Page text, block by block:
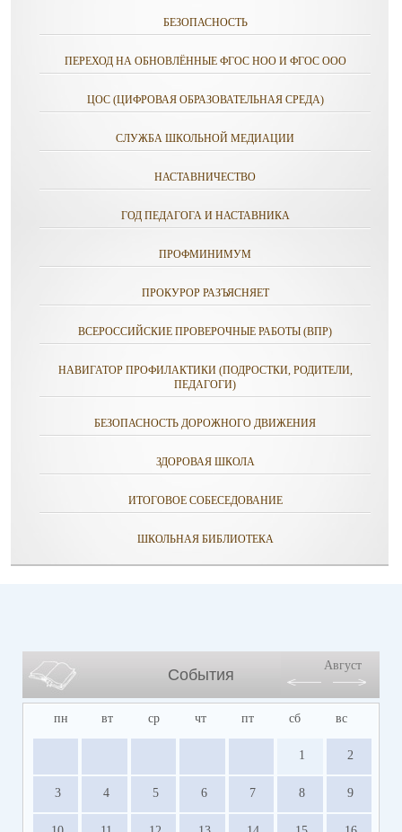
БЕЗОПАСНОСТЬ
ПЕРЕХОД НА ОБНОВЛЁННЫЕ ФГОС НОО И ФГОС ООО
ЦОС (ЦИФРОВАЯ ОБРАЗОВАТЕЛЬНАЯ СРЕДА)
СЛУЖБА ШКОЛЬНОЙ МЕДИАЦИИ
НАСТАВНИЧЕСТВО
ГОД ПЕДАГОГА И НАСТАВНИКА
ПРОФМИНИМУМ
ПРОКУРОР РАЗЪЯСНЯЕТ
ВСЕРОССИЙСКИЕ ПРОВЕРОЧНЫЕ РАБОТЫ (ВПР)
НАВИГАТОР ПРОФИЛАКТИКИ (ПОДРОСТКИ, РОДИТЕЛИ,
ПЕДАГОГИ)
БЕЗОПАСНОСТЬ ДОРОЖНОГО ДВИЖЕНИЯ
ЗДОРОВАЯ ШКОЛА
ИТОГОВОЕ СОБЕСЕДОВАНИЕ
ШКОЛЬНАЯ БИБЛИОТЕКА
События
Август
пн вт ср чт пт сб вс
1 2
3 4 5 6 7 8 9